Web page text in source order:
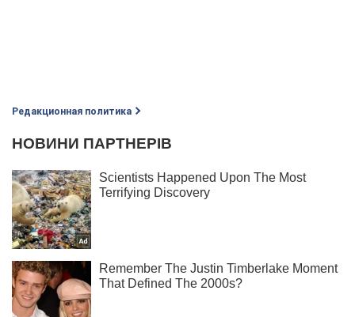
Редакционная политика